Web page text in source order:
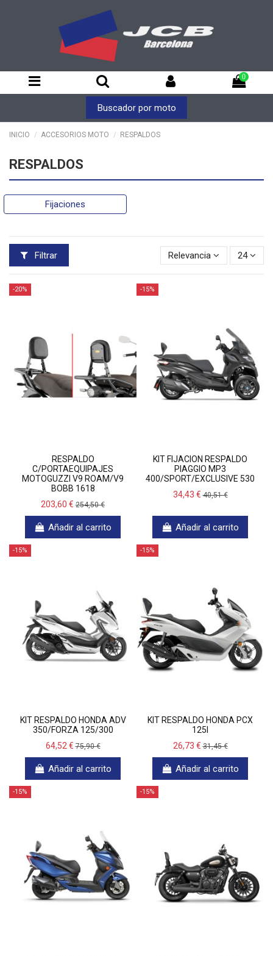
0
Buscador por moto
INICIO ACCESORIOS MOTO RESPALDOS
RESPALDOS
Fijaciones
Filtrar Relevancia 24
-20%
RESPALDO
C/PORTAEQUIPAJES
MOTOGUZZI V9 ROAM/V9
BOBB 1618
203,60 € 254,50 €
Añadir al carrito
-15%
KIT FIJACION RESPALDO
PIAGGIO MP3
400/SPORT/EXCLUSIVE 530
34,43 €40,51 €
Añadir al carrito
-15%
KIT RESPALDO HONDA ADV
350/FORZA 125/300
64,52 €75,90 €
Añadir al carrito
-15%
KIT RESPALDO HONDA PCX
125I
26,73 €31,45 €
Añadir al carrito
-15% -15%